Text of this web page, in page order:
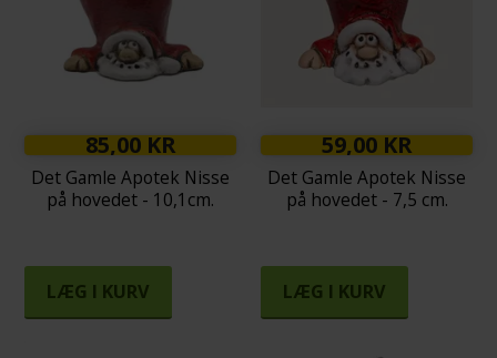
85,00 KR
Det Gamle Apotek Nisse
på hovedet - 10,1cm.
LÆG I KURV
59,00 KR
Det Gamle Apotek Nisse
på hovedet - 7,5 cm.
LÆG I KURV